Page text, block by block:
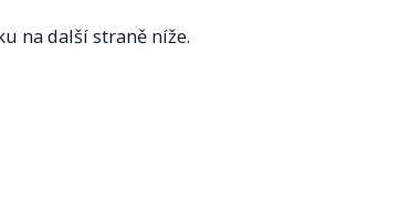
na další straně níže.